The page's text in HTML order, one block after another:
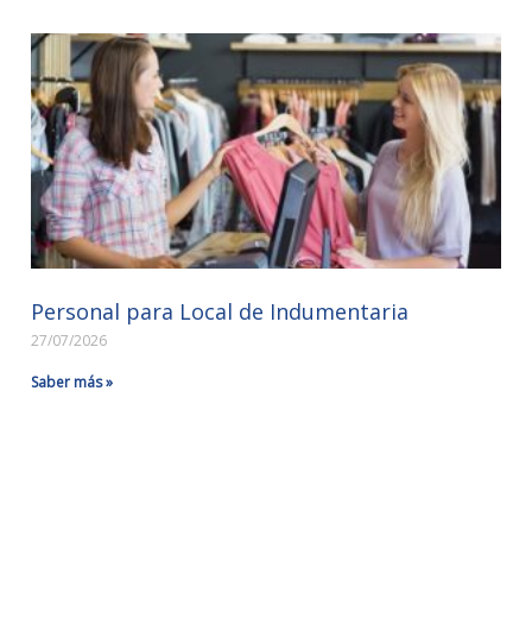
Personal para Local de Indumentaria
27/07/2026
Saber más »